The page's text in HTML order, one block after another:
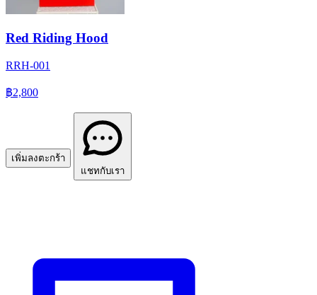
Red Riding Hood
RRH-001
฿2,800
เพิ่มลงตะกร้า
แชทกับเรา